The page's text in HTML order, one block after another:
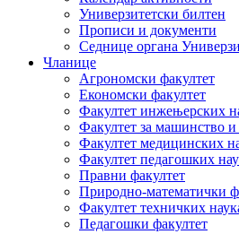
Универзитетски билтен
Прописи и документи
Седнице органа
Чланице
Агрономски факултет
Економски факултет
Факултет инжењерских
Факултет за машинство и
Факултет медицинских
Факултет педагошких
Правни факултет
Природно-математички
Факултет техничких
Педагошки факултет